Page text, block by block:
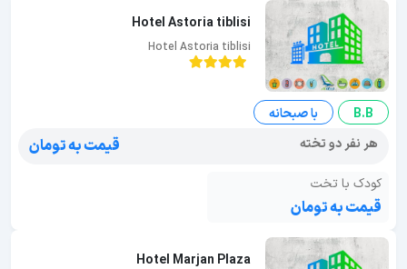
Hotel Astoria tiblisi
Hotel Astoria tiblisi
B.B
با صبحانه
هر نفر دو تخته
قیمت به تومان
کودک با تخت
قیمت به تومان
Hotel Marjan Plaza